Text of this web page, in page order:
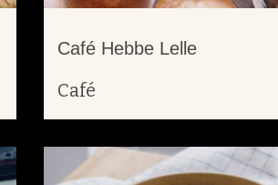
Café Hebbe Lelle
Café